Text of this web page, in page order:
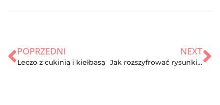
POPRZEDNI
Leczo z cukinią i kiełbasą
NEXT
Jak rozszyfrować rysunki dziecka?